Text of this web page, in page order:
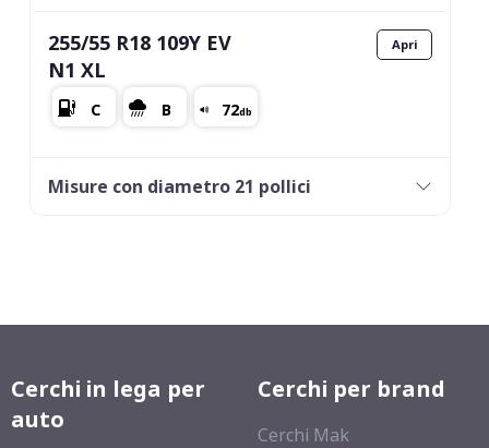
255/55 R18 109Y EV
N1 XL
Misure con diametro 21 pollici
Cerchi in lega per
auto
Cerchi per brand
Cerchi Mak